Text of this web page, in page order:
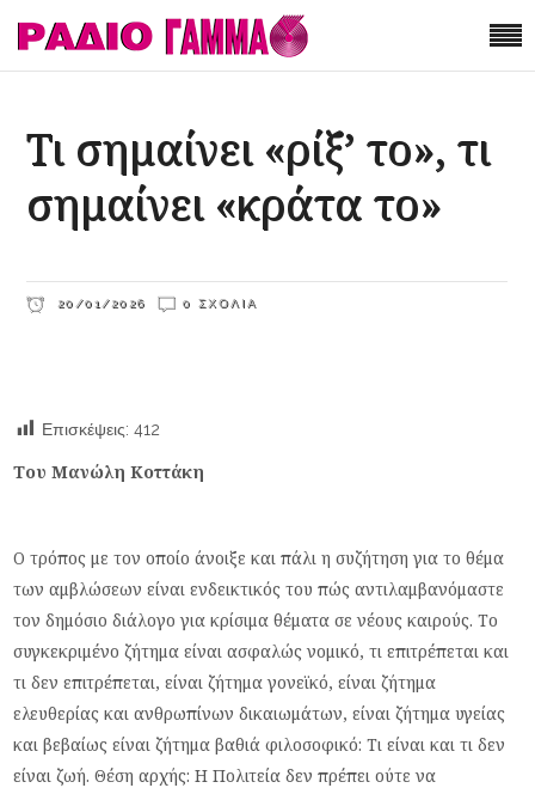
Τι σημαίνει «ρίξ’ το», τι
σημαίνει «κράτα το»
20/01/2026 0 ΣΧΌΛΙΑ
Επισκέψεις: 412
Του Μανώλη Κοττάκη
O τρόπος με τον οποίο άνοιξε και πάλι η συζήτηση για το θέμα
των αμβλώσεων είναι ενδεικτικός του πώς αντιλαμβανόμαστε
τον δημόσιο διάλογο για κρίσιμα θέματα σε νέους καιρούς. Το
συγκεκριμένο ζήτημα είναι ασφαλώς νομικό, τι επιτρέπεται και
τι δεν επιτρέπεται, είναι ζήτημα γονεϊκό, είναι ζήτημα
ελευθερίας και ανθρωπίνων δικαιωμάτων, είναι ζήτημα υγείας
και βεβαίως είναι ζήτημα βαθιά φιλοσοφικό: Τι είναι και τι δεν
είναι ζωή. Θέση αρχής: Η Πολιτεία δεν πρέπει ούτε να